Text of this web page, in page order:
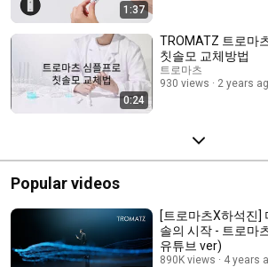
1:37
0:24
TROMATZ 트로마
칫솔모 교체방법
트로마츠
930 views
2 years
Popular videos
[트로마츠X하석진]
솔의 시작 - 트로마
유튜브 ver)
890K views 4 years